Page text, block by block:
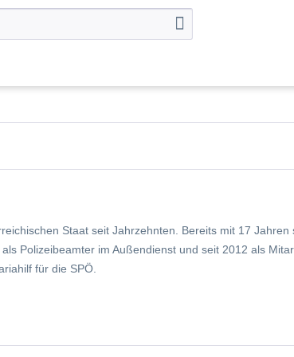
Staat seit Jahrzehnten. Bereits mit 17
Polizeibeamter im Außendienst und seit 2012 als
für die SPÖ.